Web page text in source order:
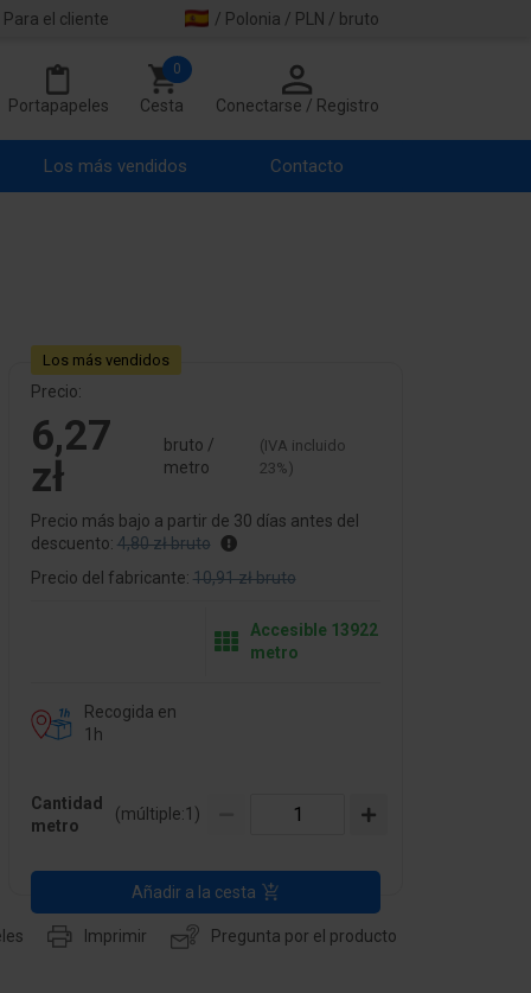
Para el cliente / Polonia / PLN / bruto
Portapapeles Cesta
0
Conectarse / Registro
Los más vendidos Contacto
Los más vendidos
Precio:
6,27
zł
bruto /
metro
(IVA incluido
23%)
Precio más bajo a partir de 30 días antes del
descuento: 4,80 zł bruto
Precio del fabricante: 10,91 zł bruto
Accesible 13922
metro
Recogida en
1h
Cantidad
metro
(múltiple:1 )
Añadir a la cesta
Imprimir Pregunta por el producto